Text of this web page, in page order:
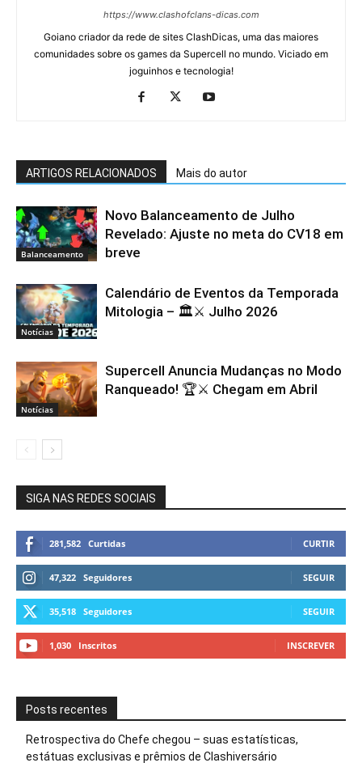
https://www.clashofclans-dicas.com
Goiano criador da rede de sites ClashDicas, uma das maiores
comunidades sobre os games da Supercell no mundo. Viciado em
joguinhos e tecnologia!
ARTIGOS RELACIONADOS Mais do autor
Balanceamento
Novo Balanceamento de Julho
Revelado: Ajuste no meta do CV18 em
breve
Notícias
Calendário de Eventos da Temporada
Mitologia – 🏛️⚔️ Julho 2026
Notícias
Supercell Anuncia Mudanças no Modo
Ranqueado! 🏆⚔️ Chegam em Abril
SIGA NAS REDES SOCIAIS
281,582 Curtidas CURTIR
47,322 Seguidores SEGUIR
35,518 Seguidores SEGUIR
1,030 Inscritos INSCREVER
Posts recentes
Retrospectiva do Chefe chegou – suas estatísticas,
estátuas exclusivas e prêmios de Clashiversário